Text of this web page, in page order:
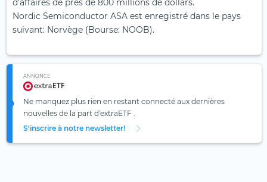
d'affaires de près de 800 millions de dollars.
Nordic Semiconductor ASA est enregistré dans le pays
suivant: Norvège (Bourse: NOOB).
ANNONCE
Ne manquez plus rien en restant connecté aux dernières
nouvelles de la part d'extraETF .
S'inscrire à notre newsletter!